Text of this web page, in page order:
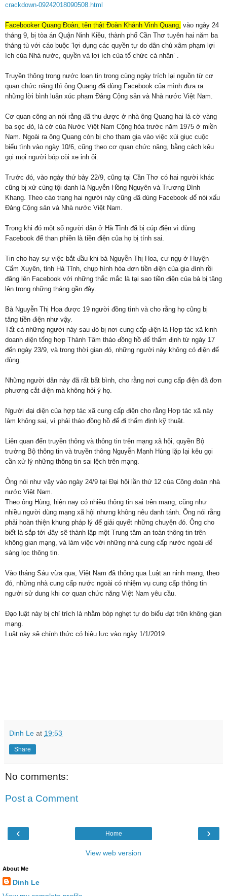
crackdown-09242018090508.html
Facebooker Quang Đoàn, tên thật Đoàn Khánh Vinh Quang, vào ngày 24
tháng 9, bị tòa án Quận Ninh Kiều, thành phố Cần Thơ tuyên hai năm ba
tháng tù với cáo buộc ‘lợi dụng các quyền tự do dân chủ xâm phạm lợi
ích của Nhà nước, quyền và lợi ích của tổ chức cá nhân’ .
Truyền thông trong nước loan tin trong cùng ngày trích lại nguồn từ cơ
quan chức năng thì ông Quang đã dùng Facebook của mình đưa ra
những lời bình luận xúc phạm Đảng Cộng sản và Nhà nước Việt Nam.
Cơ quan công an nói rằng đã thu được ở nhà ông Quang hai lá cờ vàng
ba sọc đỏ, là cờ của Nước Việt Nam Cộng hòa trước năm 1975 ở miền
Nam. Ngoài ra ông Quang còn bị cho tham gia vào việc xúi giục cuộc
biểu tình vào ngày 10/6, cũng theo cơ quan chức năng, bằng cách kêu
gọi mọi người bóp còi xe inh ỏi.
Trước đó, vào ngày thứ bảy 22/9, cũng tại Cần Thơ có hai người khác
cũng bị xử cùng tội danh là Nguyễn Hồng Nguyên và Trương Đình
Khang. Theo cáo trạng hai người này cũng đã dùng Facebook để nói xấu
Đảng Cộng sản và Nhà nước Việt Nam.
Trong khi đó một số người dân ở Hà Tĩnh đã bị cúp điện vì dùng
Facebook để than phiền là tiền điện của họ bị tính sai.
Tin cho hay sự việc bắt đầu khi bà Nguyễn Thị Hoa, cư ngụ ở Huyện
Cẩm Xuyên, tỉnh Hà Tĩnh, chụp hình hóa đơn tiền điện của gia đình rồi
đăng lên Facebook với những thắc mắc là tại sao tiền điện của bà bị tăng
lên trong những tháng gần đây.
Bà Nguyễn Thị Hoa được 19 người đồng tình và cho rằng họ cũng bị
tăng tiền điện như vậy.
Tất cả những người này sau đó bị nơi cung cấp điện là Hợp tác xã kinh
doanh điện tổng hợp Thành Tâm tháo đồng hồ để thẩm định từ ngày 17
đến ngày 23/9, và trong thời gian đó, những người này không có điện để
dùng.
Những người dân này đã rất bất bình, cho rằng nơi cung cấp điện đã đơn
phương cắt điện mà không hỏi ý họ.
Người đại diện của hợp tác xã cung cấp điện cho rằng Hơp tác xã này
làm không sai, vì phải tháo đồng hồ để đi thẩm định kỹ thuật.
Liên quan đến truyền thông và thông tin trên mạng xã hội, quyền Bộ
trưởng Bộ thông tin và truyền thông Nguyễn Mạnh Hùng lặp lại kêu gọi
cần xử lý những thông tin sai lệch trên mạng.
Ông nói như vậy vào ngày 24/9 tại Đại hội lần thứ 12 của Công đoàn nhà
nước Việt Nam.
Theo ông Hùng, hiện nay có nhiều thông tin sai trên mạng, cũng như
nhiều người dùng mạng xã hội nhưng không nêu danh tánh. Ông nói rằng
phải hoàn thiện khung pháp lý để giải quyết những chuyện đó. Ông cho
biết là sắp tới đây sẽ thành lập một Trung tâm an toàn thông tin trên
không gian mạng, và làm việc với những nhà cung cấp nước ngoài để
sàng lọc thông tin.
Vào tháng Sáu vừa qua, Việt Nam đã thông qua Luật an ninh mạng, theo
đó, những nhà cung cấp nước ngoài có nhiệm vụ cung cấp thông tin
người sử dung khi cơ quan chức năng Việt Nam yêu cầu.
Đạo luật này bị chỉ trích là nhằm bóp nghẹt tự do biểu đạt trên không gian
mạng.
Luật này sẽ chính thức có hiệu lực vào ngày 1/1/2019.
Dinh Le at 19:53
Share
No comments:
Post a Comment
‹ ›
Home
View web version
About Me
Dinh Le